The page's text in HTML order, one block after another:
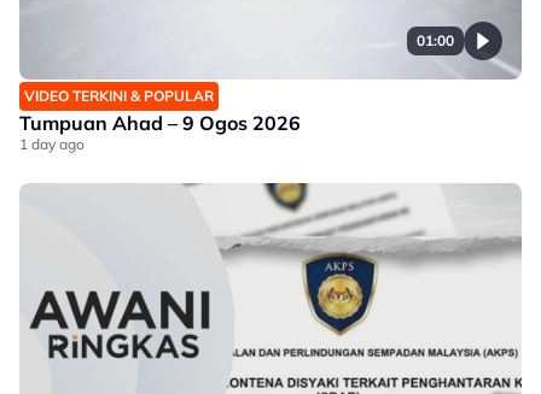
01:00
VIDEO TERKINI & POPULAR
Tumpuan Ahad – 9 Ogos 2026
1 day ago